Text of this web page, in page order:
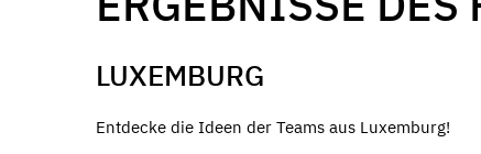
LUXEMBURG
Entdecke die Ideen der Teams aus Luxemburg!